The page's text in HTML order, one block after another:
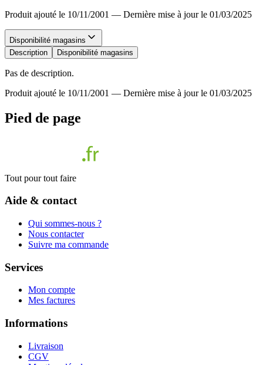
Produit ajouté le 10/11/2001 — Dernière mise à jour le 01/03/2025
Disponibilité magasins
Description
Disponibilité magasins
Pas de description.
Produit ajouté le 10/11/2001 — Dernière mise à jour le 01/03/2025
Pied de page
Tout pour tout faire
Aide & contact
Qui sommes-nous ?
Nous contacter
Suivre ma commande
Services
Mon compte
Mes factures
Informations
Livraison
CGV